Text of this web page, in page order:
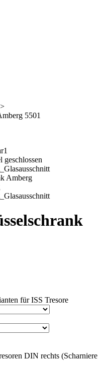
>
5501
für ISS Tresore
DIN rechts (Scharniere